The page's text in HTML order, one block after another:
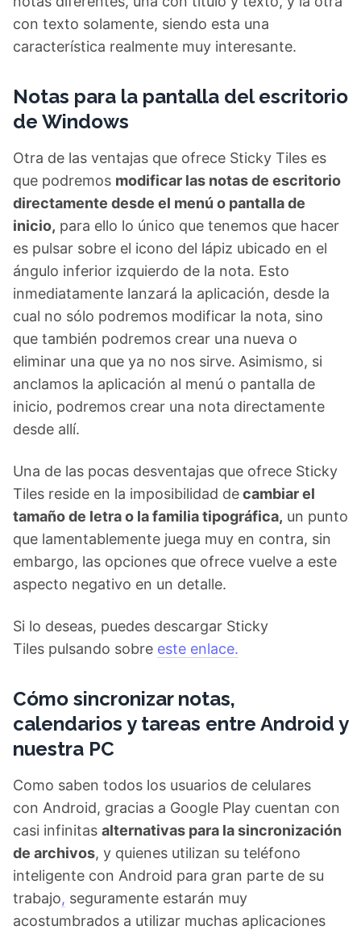
con texto solamente, siendo esta una
característica realmente muy interesante.
Notas para la pantalla del escritorio
de Windows
Otra de las ventajas que ofrece Sticky Tiles es
que podremos modificar las notas de escritorio
directamente desde el menú o pantalla de
inicio, para ello lo único que tenemos que hacer
es pulsar sobre el icono del lápiz ubicado en el
ángulo inferior izquierdo de la nota. Esto
inmediatamente lanzará la aplicación, desde la
cual no sólo podremos modificar la nota, sino
que también podremos crear una nueva o
eliminar una que ya no nos sirve. Asimismo, si
anclamos la aplicación al menú o pantalla de
inicio, podremos crear una nota directamente
desde allí.
Una de las pocas desventajas que ofrece Sticky
Tiles reside en la imposibilidad decambiar el
tamaño de letra o la familia tipográfica, un punto
que lamentablemente juega muy en contra, sin
embargo, las opciones que ofrece vuelve a este
aspecto negativo en un detalle.
Si lo deseas, puedes descargar Sticky
Tiles pulsando sobre este enlace.
Cómo sincronizar notas,
calendarios y tareas entre Android y
nuestra PC
Como saben todos los usuarios de celulares
con Android, gracias a Google Play cuentan con
casi infinitas alternativas para la sincronización
de archivos, y quienes utilizan su teléfono
inteligente con Android para gran parte de su
trabajo, seguramente estarán muy
acostumbrados a utilizar muchas aplicaciones